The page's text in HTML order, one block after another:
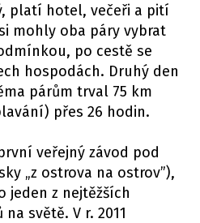
platí hotel, večeři a pití
mohly oba páry vybrat
po cestě se
hospodách. Druhý den
párům trval 75 km
přes 26 hodin.
veřejný závod pod
„z ostrova na ostrov”),
jeden z nejtěžších
světě. V r. 2011